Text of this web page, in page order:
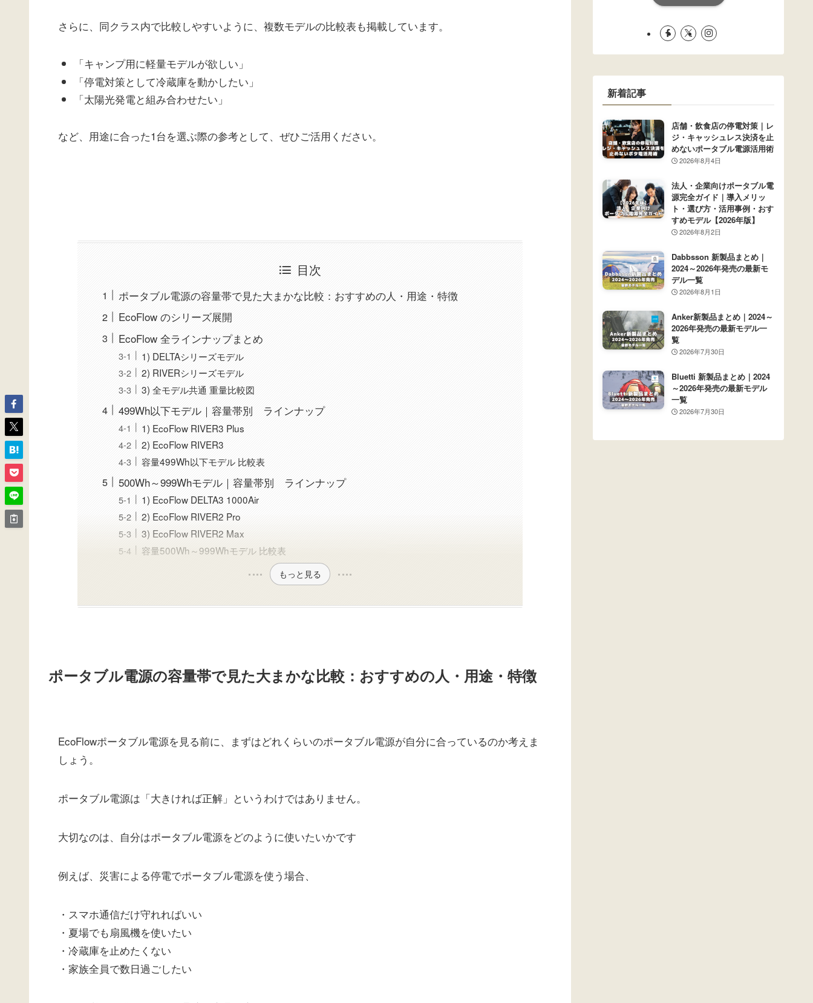
さらに、同クラス内で比較しやすいように、複数モデルの比較表も掲載しています。
「キャンプ用に軽量モデルが欲しい」
「停電対策として冷蔵庫を動かしたい」
「太陽光発電と組み合わせたい」
など、用途に合った1台を選ぶ際の参考として、ぜひご活用ください。
目次
ポータブル電源の容量帯で見た大まかな比較：おすすめの人・用途・特徴
EcoFlow のシリーズ展開
EcoFlow 全ラインナップまとめ
1) DELTAシリーズモデル
2) RIVERシリーズモデル
3) 全モデル共通 重量比較図
499Wh以下モデル｜容量帯別 ラインナップ
1) EcoFlow RIVER3 Plus
2) EcoFlow RIVER3
容量499Wh以下モデル 比較表
500Wh～999Whモデル｜容量帯別 ラインナップ
1) EcoFlow DELTA3 1000Air
2) EcoFlow RIVER2 Pro
3) EcoFlow RIVER2 Max
容量500Wh～999Whモデル 比較表
もっと見る
ポータブル電源の容量帯で見た大まかな比較：おすすめの人・用途・特徴
EcoFlowポータブル電源を見る前に、まずはどれくらいのポータブル電源が自分に合っているのか考えま
しょう。
ポータブル電源は「大きければ正解」というわけではありません。
大切なのは、自分はポータブル電源をどのように使いたいかです
例えば、災害による停電でポータブル電源を使う場合、
・スマホ通信だけ守れればいい
・夏場でも扇風機を使いたい
・冷蔵庫を止めたくない
・家族全員で数日過ごしたい
新着記事
店舗・飲食店の停電対策｜レ
ジ・キャッシュレス決済を止
めないポータブル電源活用術
2026年8月4日
法人・企業向けポータブル電
源完全ガイド｜導入メリッ
ト・選び方・活用事例・おす
すめモデル【2026年版】
2026年8月2日
Dabbsson 新製品まとめ｜
2024～2026年発売の最新モ
デル一覧
2026年8月1日
Anker新製品まとめ｜2024～
2026年発売の最新モデル一
覧
2026年7月30日
Bluetti 新製品まとめ｜2024
～2026年発売の最新モデル
一覧
2026年7月30日